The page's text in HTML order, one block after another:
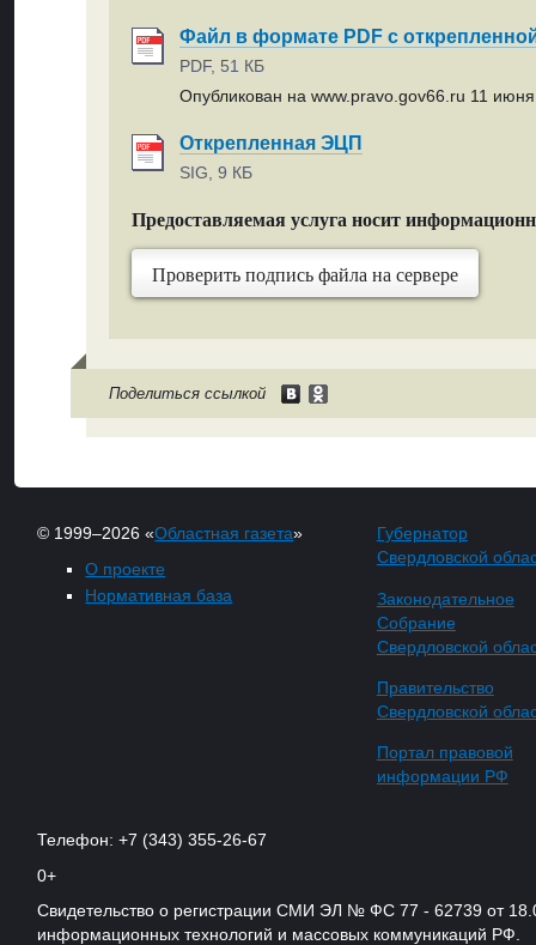
Файл в формате PDF с
PDF, 51 КБ
Опубликован на www.pravo.gov66.ru 11 июня
Открепленная ЭЦП
SIG, 9 КБ
Предоставляемая услуга носит
Проверить подпись файла на сервере
Поделиться ссылкой
© 1999–2026 «Областная газета»
О проекте
Нормативная база
Губернатор
Свердловской
Законодательное
Собрание
Свердловской
Правительство
Свердловской
Портал правовой
информации РФ
Телефон: +7 (343) 355-26-67
0+
Свидетельство о регистрации СМИ ЭЛ № ФС 77 - 62739 от
информационных технологий и массовых коммуникаций РФ.